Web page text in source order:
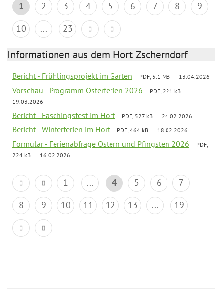
1 2 3 4 5 6 7 8
9
10
... 23
Informationen aus dem Hort Zscherndorf
Bericht - Frühlingsprojekt im Garten PDF, 5.1 MB 13.04.2026
Vorschau - Programm Osterferien 2026
PDF, 221 kB
19.03.2026
Bericht - Faschingsfest im Hort PDF, 527 kB 24.02.2026
Bericht - Winterferien im Hort PDF, 464 kB 18.02.2026
Formular - Ferienabfrage Ostern und Pfingsten 2026
PDF,
224 kB
16.02.2026
1 ... 4 5 6
7
8
9 10 11 12 13 ... 19